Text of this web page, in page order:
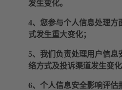
发生变化。
4、您参与个人信息处理方
式发生重大变化；
5、我们负责处理用户信息
络方式及投诉渠道发生变化
6、个人信息安全影响评估